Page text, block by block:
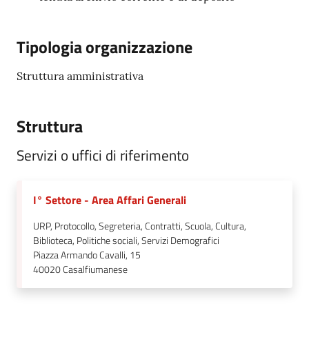
Tipologia organizzazione
Struttura amministrativa
Struttura
Servizi o uffici di riferimento
I° Settore - Area Affari Generali
URP, Protocollo, Segreteria, Contratti, Scuola, Cultura,
Biblioteca, Politiche sociali, Servizi Demografici
Piazza Armando Cavalli, 15
40020Casalfiumanese